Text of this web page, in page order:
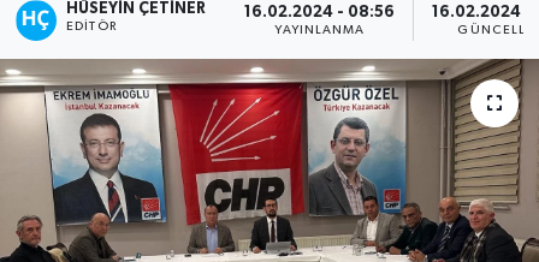
HÜSEYIN ÇETINER
EDITÖR
16.02.2024 - 08:56
YAYINLANMA
16.02.2024 -